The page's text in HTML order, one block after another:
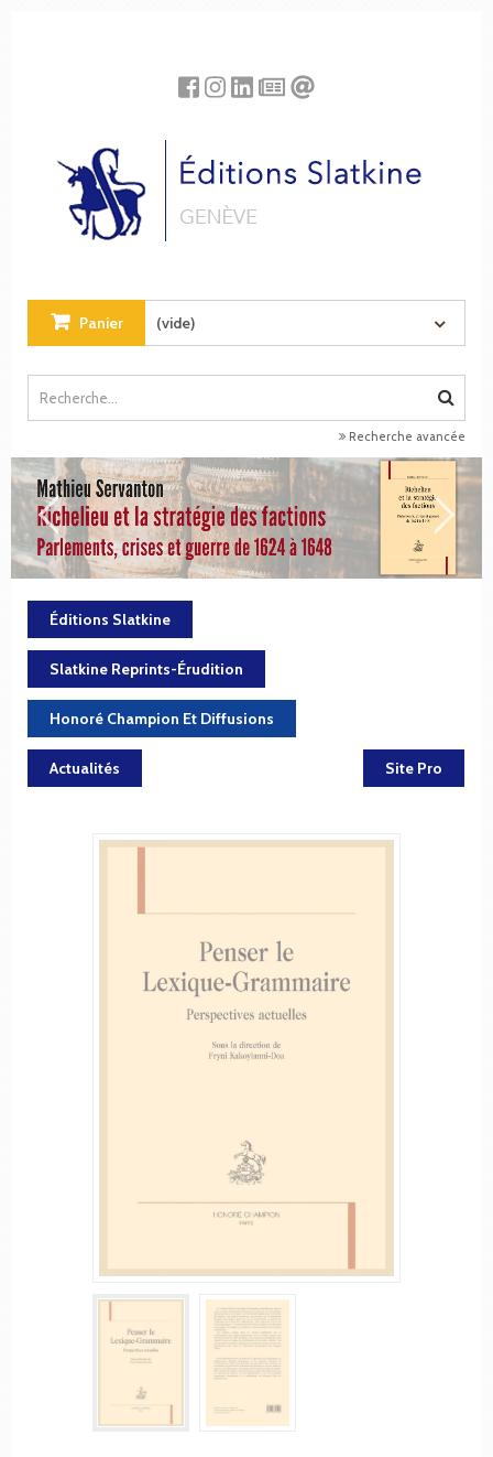
Panier (vide)
Recherche avancée
Éditions Slatkine
Slatkine Reprints-Érudition
Honoré Champion Et Diffusions
Actualités Site Pro